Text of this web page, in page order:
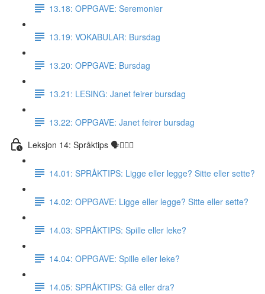
13.18: OPPGAVE: Seremonier
13.19: VOKABULAR: Bursdag
13.20: OPPGAVE: Bursdag
13.21: LESING: Janet feirer bursdag
13.22: OPPGAVE: Janet feirer bursdag
Leksjon 14: Språktips 🗣☝🏼✅
14.01: SPRÅKTIPS: Ligge eller legge? Sitte eller sette?
14.02: OPPGAVE: Ligge eller legge? Sitte eller sette?
14.03: SPRÅKTIPS: Spille eller leke?
14.04: OPPGAVE: Spille eller leke?
14.05: SPRÅKTIPS: Gå eller dra?